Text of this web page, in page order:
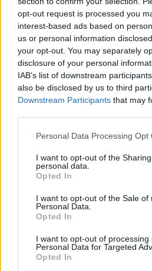
opt-out request is processed you
interest-based ads based on
us or personal information
your opt-out. You may separately
disclosure of your personal
IAB’s list of downstream
also be disclosed by us to third
Downstream Participants that may
Personal Data Processing Opt
I want to opt-out of the
personal data.
Opted In
I want to opt-out of the Sale of
Personal Data.
Opted In
I want to opt-out of processing
Personal Data for Targeted
Opted In
Zpravodajství
Živohošti
Příbram
Přibudou i tři
Středočeský kraj